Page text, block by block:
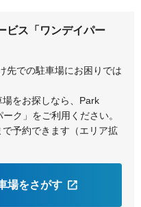
ビス「ワンデイパー
先での駐車場にお困りでは
をお探しなら、Park
ク」をご利用ください。
予約できます（エリア拡
場をさがす